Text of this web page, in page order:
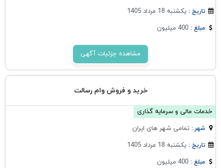
تاریخ :یکشنبه 18 مرداد 1405
مبلغ :400 میلیون
مشاهده جزئیات آگهی
خرید و فروش وام رسالت
خدمات مالی و سرمایه گذاری
شهر :تمامی شهر های ایران
تاریخ :یکشنبه 18 مرداد 1405
مبلغ :400 میلیون